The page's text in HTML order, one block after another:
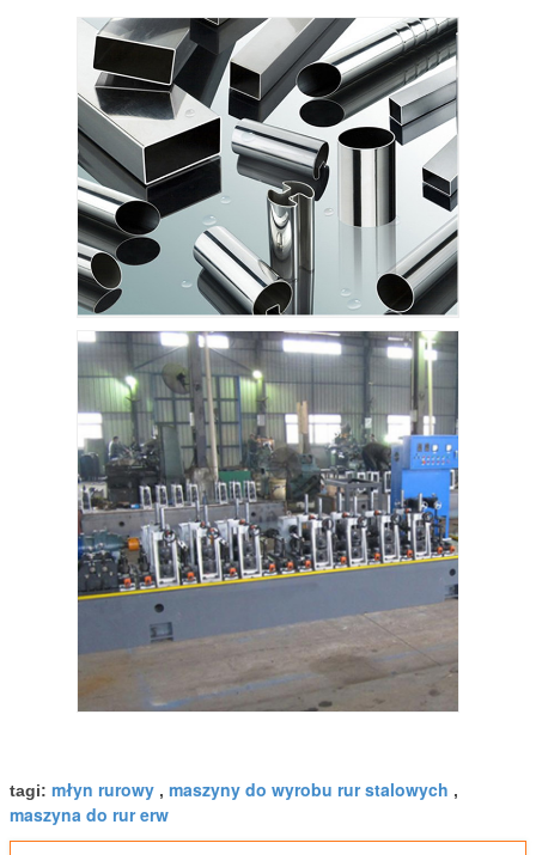
tagi: młyn rurowy , maszyny do wyrobu rur stalowych ,
maszyna do rur erw